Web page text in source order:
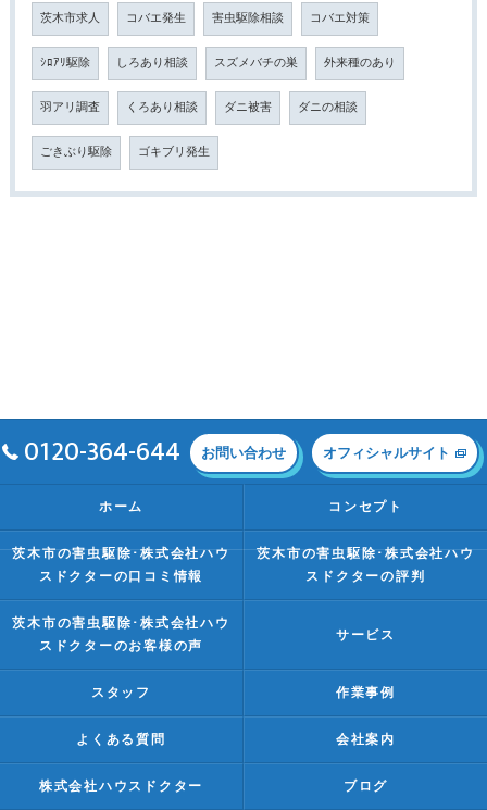
茨木市求人 コバエ発生 害虫駆除相談 コバエ対策
ｼﾛｱﾘ駆除 しろあり相談 スズメバチの巣 外来種のあり
羽アリ調査 くろあり相談 ダニ被害 ダニの相談
ごきぶり駆除 ゴキブリ発生
0120-364-644 お問い合わせ オフィシャルサイト
ホーム コンセプト
茨木市の害虫駆除･株式会社ハウ
スドクターの口コミ情報
茨木市の害虫駆除･株式会社ハウ
スドクターの評判
茨木市の害虫駆除･株式会社ハウ
スドクターのお客様の声
サービス
スタッフ 作業事例
よくある質問 会社案内
株式会社ハウスドクター ブログ